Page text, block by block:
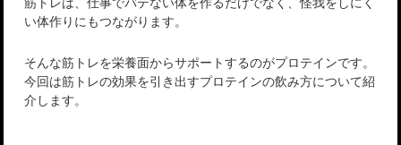
い体作りにもつながります。
そんな筋トレを栄養面からサポートするのがプロテインです。
今回は筋トレの効果を引き出すプロテインの飲み方について紹
介します。